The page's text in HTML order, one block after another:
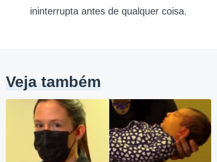
ininterrupta antes de qualquer coisa.
Veja também